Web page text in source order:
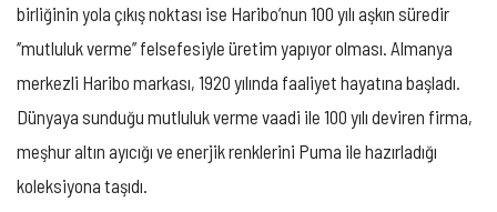
birliğinin yola çıkış noktası ise Haribo’nun 100 yılı aşkın süredir
‘’mutluluk verme’’ felsefesiyle üretim yapıyor olması. Almanya
merkezli Haribo markası, 1920 yılında faaliyet hayatına başladı.
Dünyaya sunduğu mutluluk verme vaadi ile 100 yılı deviren firma,
meşhur altın ayıcığı ve enerjik renklerini Puma ile hazırladığı
koleksiyona taşıdı.